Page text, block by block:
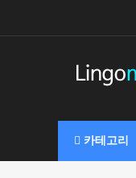
카테고리